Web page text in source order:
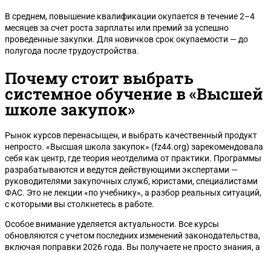
В среднем, повышение квалификации окупается в течение 2–4
месяцев за счет роста зарплаты или премий за успешно
проведенные закупки. Для новичков срок окупаемости — до
полугода после трудоустройства.
Почему стоит выбрать
системное обучение в «Высшей
школе закупок»
Рынок курсов перенасыщен, и выбрать качественный продукт
непросто. «Высшая школа закупок» (fz44.org) зарекомендовала
себя как центр, где теория неотделима от практики. Программы
разрабатываются и ведутся действующими экспертами —
руководителями закупочных служб, юристами, специалистами
ФАС. Это не лекции «по учебнику», а разбор реальных ситуаций,
с которыми вы столкнетесь в работе.
Особое внимание уделяется актуальности. Все курсы
обновляются с учетом последних изменений законодательства,
включая поправки 2026 года. Вы получаете не просто знания, а